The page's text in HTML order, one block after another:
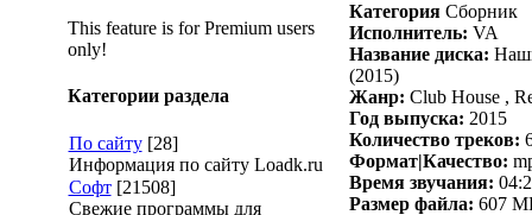
This feature is for Premium users
only!
Категории раздела
По сайту [28]
Информация по сайту Loadk.ru
Софт [21508]
Свежие программы для
КатегорияСборник
Исполнитель: VA
Название диска:
(2015)
Жанр: Club House ,
Год выпуска: 2015
Количество треков:
Формат|Качество:
Время звучания:
Размер файла: 607